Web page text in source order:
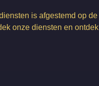
is afgestemd op de
onze diensten en ontdek